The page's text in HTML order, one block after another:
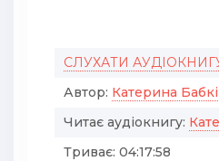
СЛУХАТИ
Автор: Катерина
Читає аудіокнигу:
Триває: 04:17:58